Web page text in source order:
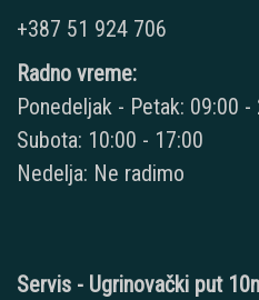
+387 51 924 706
Radno vreme:
Ponedeljak - Petak: 09:00 -
Subota: 10:00 - 17:00
Nedelja: Ne radimo
Servis - Ugrinovački put 10n